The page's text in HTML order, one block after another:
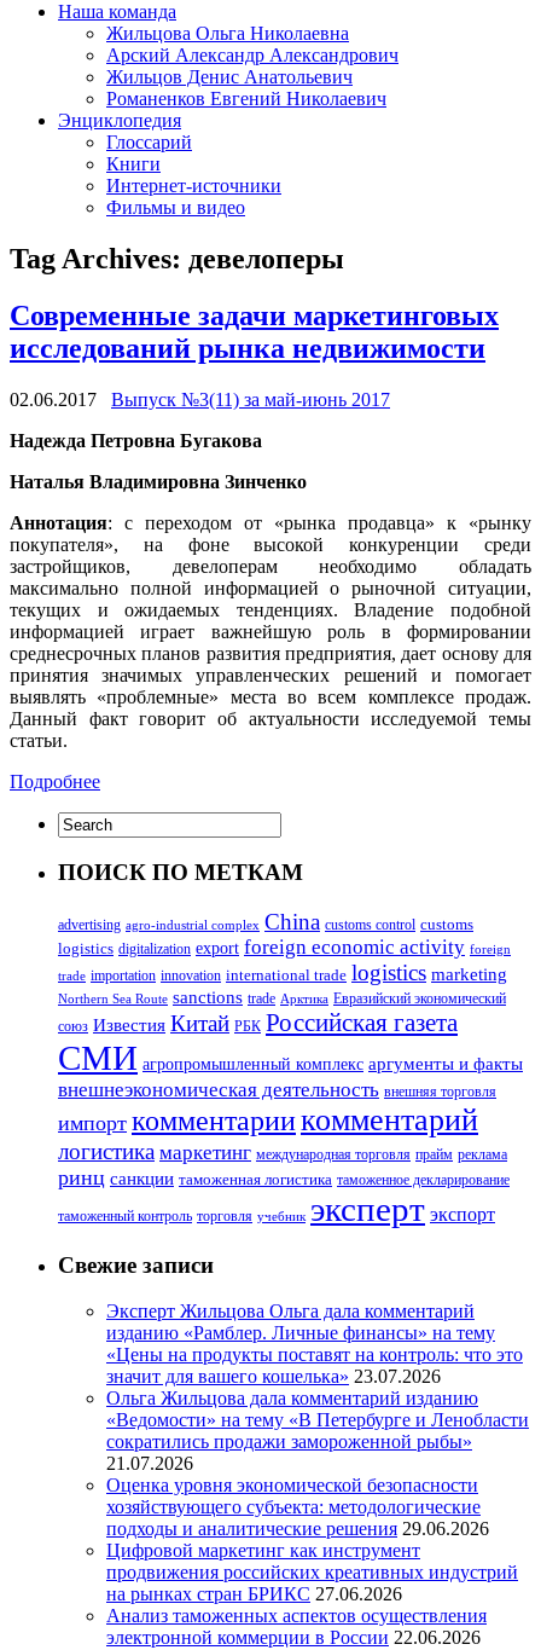
Наша команда
Жильцова Ольга Николаевна
Арский Александр Александрович
Жильцов Денис Анатольевич
Романенков Евгений Николаевич
Энциклопедия
Глоссарий
Книги
Интернет-источники
Фильмы и видео
Tag Archives: девелоперы
Современные задачи маркетинговых
исследований рынка недвижимости
02.06.2017
Выпуск №3(11) за май-июнь 2017
Надежда Петровна Бугакова
Наталья Владимировна Зинченко
Аннотация: с переходом от «рынка продавца» к «рынку
покупателя», на фоне высокой конкуренции среди
застройщиков, девелоперам необходимо обладать
максимально полной информацией о рыночной ситуации,
текущих и ожидаемых тенденциях. Владение подобной
информацией играет важнейшую роль в формировании
среднесрочных планов развития предприятия, дает основу для
принятия значимых управленческих решений и помогает
выявлять «проблемные» места во всем комплексе продаж.
Данный факт говорит об актуальности исследуемой темы
статьи.
Подробнее
ПОИСК ПО МЕТКАМ
advertising agro-industrial complex China customs control customs
logistics digitalization export foreign economic activity foreign
trade importation innovation international trade logistics marketing
Northern Sea Route sanctions trade Арктика Евразийский экономический
союз Известия Китай РБК Российская газета
СМИ агропромышленный комплекс аргументы и факты
внешнеэкономическая деятельность внешняя торговля
импорт комментариикомментарий
логистика маркетинг международная торговля прайм реклама
ринц санкции таможенная логистика таможенное декларирование
таможенный контроль торговля учебник эксперт экспорт
Свежие записи
Эксперт Жильцова Ольга дала комментарий
изданию «Рамблер. Личные финансы» на тему
«Цены на продукты поставят на контроль: что это
значит для вашего кошелька» 23.07.2026
Ольга Жильцова дала комментарий изданию
«Ведомости» на тему «В Петербурге и Ленобласти
сократились продажи замороженной рыбы»
21.07.2026
Оценка уровня экономической безопасности
хозяйствующего субъекта: методологические
подходы и аналитические решения 29.06.2026
Цифровой маркетинг как инструмент
продвижения российских креативных индустрий
на рынках стран БРИКС 27.06.2026
Анализ таможенных аспектов осуществления
электронной коммерции в России 22.06.2026